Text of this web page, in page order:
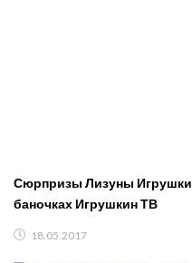
Сюрпризы Лизуны Игрушки Ищем сюрпризы в забавных
баночках Игрушкин ТВ
18.05.2017